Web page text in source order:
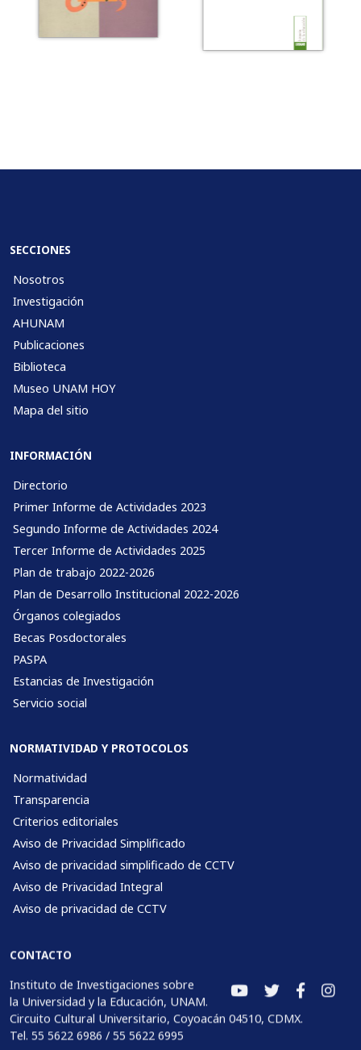
SECCIONES
Nosotros
Investigación
AHUNAM
Publicaciones
Biblioteca
Museo UNAM HOY
Mapa del sitio
INFORMACIÓN
Directorio
Primer Informe de Actividades 2023
Segundo Informe de Actividades 2024
Tercer Informe de Actividades 2025
Plan de trabajo 2022-2026
Plan de Desarrollo Institucional 2022-2026
Órganos colegiados
Becas Posdoctorales
PASPA
Estancias de Investigación
Servicio social
NORMATIVIDAD Y PROTOCOLOS
Normatividad
Transparencia
Criterios editoriales
Aviso de Privacidad Simplificado
Aviso de privacidad simplificado de CCTV
Aviso de Privacidad Integral
Aviso de privacidad de CCTV
CONTACTO
Instituto de Investigaciones sobre
la Universidad y la Educación, UNAM.
Circuito Cultural Universitario, Coyoacán 04510, CDMX.
Tel. 55 5622 6986 / 55 5622 6995